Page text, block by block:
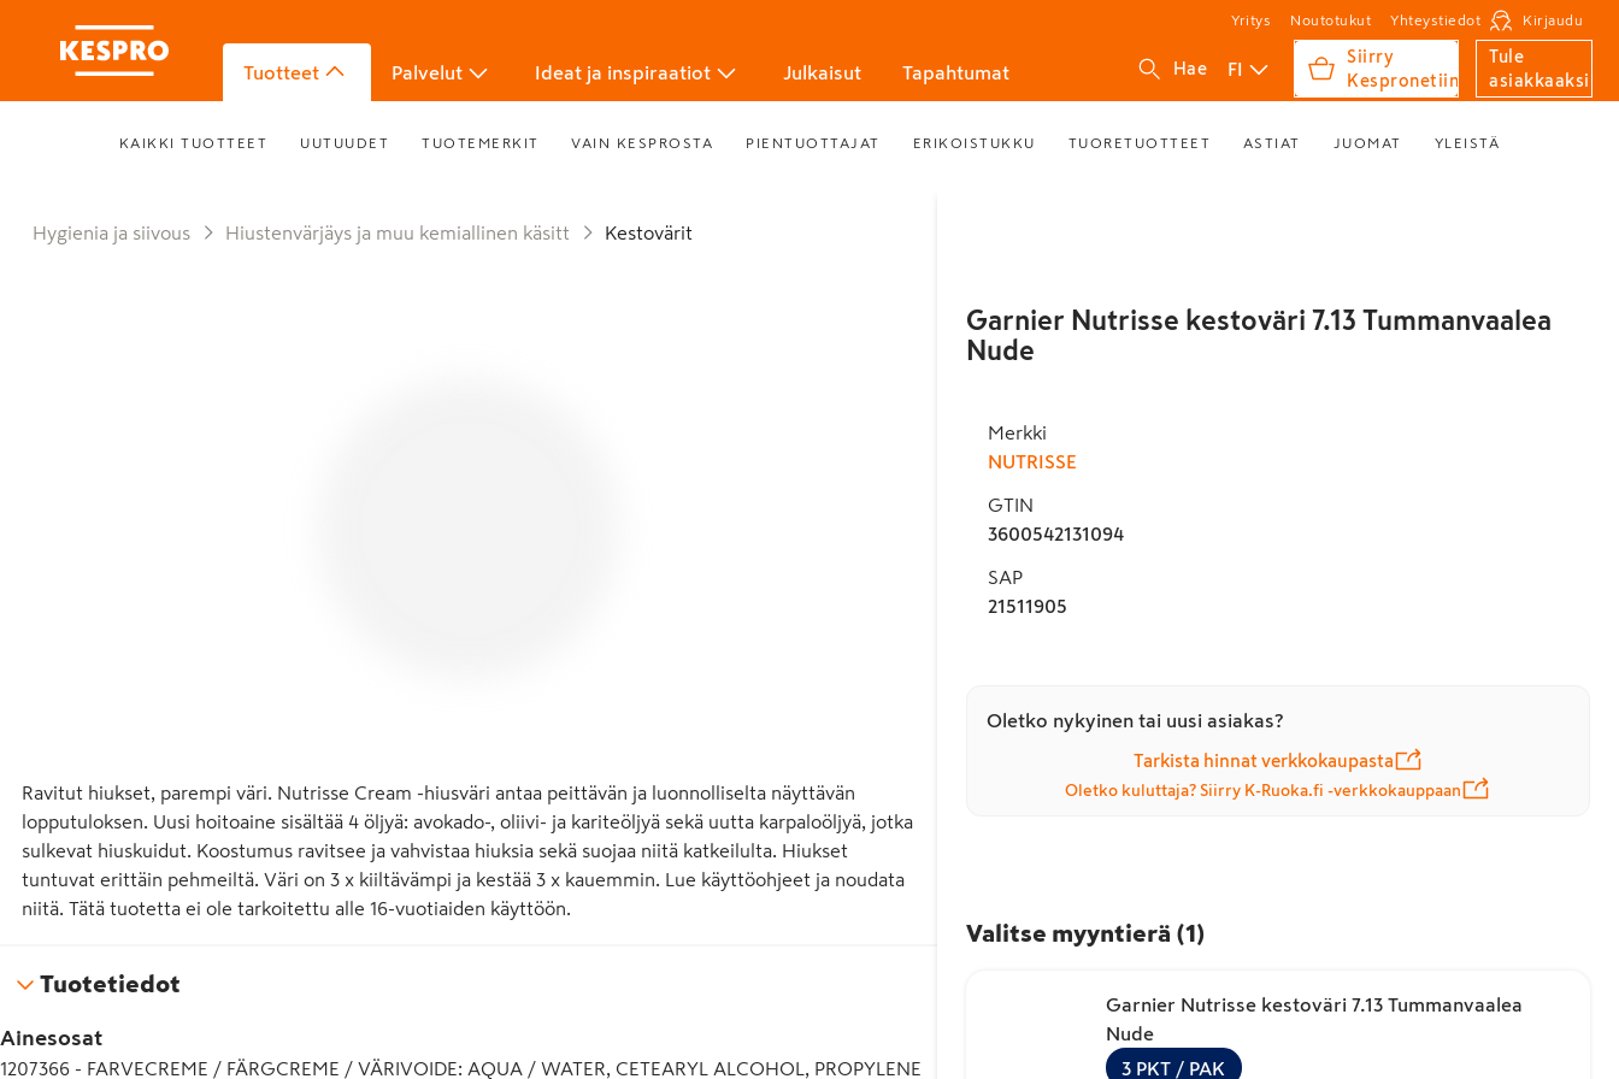
Yritys Noutotukut Yhteystiedot Kirjaudu
Tuotteet Palvelut Ideat ja inspiraatiot Julkaisut Tapahtumat Hae FI
Siirry
Kespronetiin
Tule
asiakkaaksi
KAIKKI TUOTTEET UUTUUDET TUOTEMERKIT VAIN KESPROSTA PIENTUOTTAJAT ERIKOISTUKKU TUORETUOTTEET ASTIAT JUOMAT YLEISTÄ
Hygienia ja siivous Hiustenvärjäys ja muu kemiallinen käsitt Kestovärit
Ravitut hiukset, parempi väri. Nutrisse Cream -hiusväri antaa peittävän ja luonnolliselta näyttävän
lopputuloksen. Uusi hoitoaine sisältää 4 öljyä: avokado-, oliivi- ja kariteöljyä sekä uutta karpaloöljyä, jotka
sulkevat hiuskuidut. Koostumus ravitsee ja vahvistaa hiuksia sekä suojaa niitä katkeilulta. Hiukset
tuntuvat erittäin pehmeiltä. Väri on 3 x kiiltävämpi ja kestää 3 x kauemmin. Lue käyttöohjeet ja noudata
niitä. Tätä tuotetta ei ole tarkoitettu alle 16-vuotiaiden käyttöön.
Tuotetiedot
Ainesosat
1207366 - FARVECREME / FÄRGCREME / VÄRIVOIDE: AQUA / WATER, CETEARYL ALCOHOL, PROPYLENE
Garnier Nutrisse kestoväri 7.13 Tummanvaalea
Nude
Merkki
NUTRISSE
GTIN
3600542131094
SAP
21511905
Oletko nykyinen tai uusi asiakas?
Tarkista hinnat verkkokaupasta
Oletko kuluttaja? Siirry K-Ruoka.fi -verkkokauppaan
Valitse myyntierä (1 )
Garnier Nutrisse kestoväri 7.13 Tummanvaalea
Nude
3 PKT / PAK